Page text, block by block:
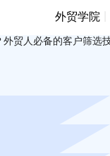
外贸学院
贸人必备的客户筛选